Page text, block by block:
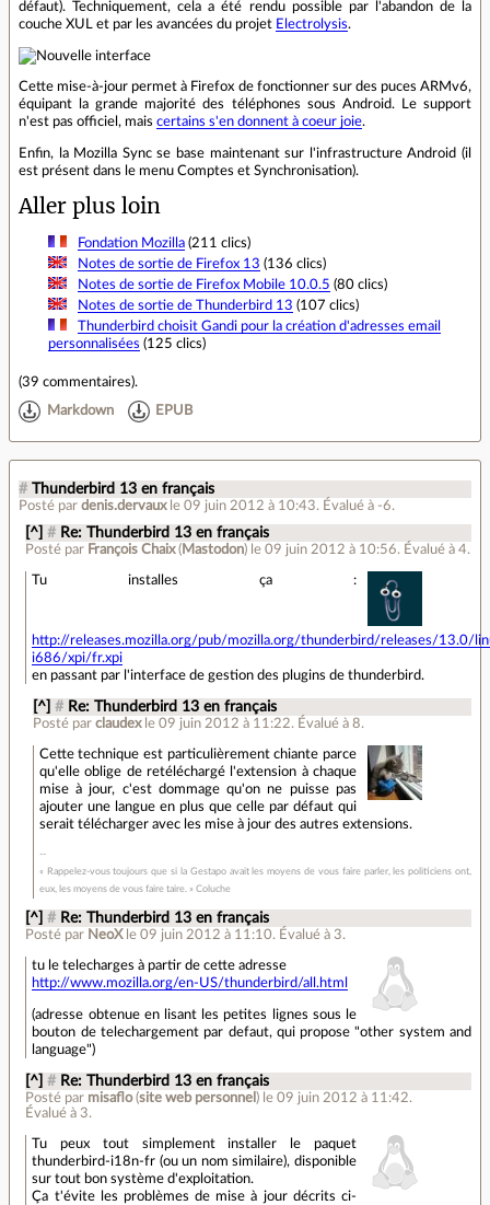
défaut). Techniquement, cela a été rendu possible par l'abandon de la
couche XUL et par les avancées du projet Electrolysis.
Cette mise-à-jour permet à Firefox de fonctionner sur des puces ARMv6,
équipant la grande majorité des téléphones sous Android. Le support
n'est pas officiel, mais certains s'en donnent à coeur joie.
Enfin, la Mozilla Sync se base maintenant sur l'infrastructure Android (il
est présent dans le menu Comptes et Synchronisation).
Aller plus loin
Fondation Mozilla(211 clics)
Notes de sortie de Firefox 13 (136 clics)
Notes de sortie de Firefox Mobile 10.0.5 (80 clics)
Notes de sortie de Thunderbird 13 (107 clics)
Thunderbird choisit Gandi pour la création d'adresses email
personnalisées (125 clics)
(39 commentaires).
Markdown EPUB
# Thunderbird 13 en français
Posté par denis.dervaux le 09 juin 2012 à 10:43. Évalué à -6.
[^] # Re: Thunderbird 13 en français
Posté par François Chaix( Mastodon) le 09 juin 2012 à 10:56. Évalué à4.
Tu installes ça :
http://releases.mozilla.org/pub/mozilla.org/thunderbird/releases/13.0/
i686/xpi/fr.xpi
en passant par l'interface de gestion des plugins de thunderbird.
[^] # Re: Thunderbird 13 en français
Posté par claudex le 09 juin 2012 à 11:22. Évalué à 8.
Cette technique est particulièrement chiante parce
qu'elle oblige de retéléchargé l'extension à chaque
mise à jour, c'est dommage qu'on ne puisse pas
ajouter une langue en plus que celle par défaut qui
serait télécharger avec les mise à jour des autres extensions.
« Rappelez-vous toujours que si la Gestapo avait les moyens de vous faire parler, les politiciens ont,
eux, les moyens de vous faire taire. » Coluche
[^] # Re: Thunderbird 13 en français
Posté par NeoX le 09 juin 2012 à 11:10. Évalué à 3.
tu le telecharges à partir de cette adresse
http://www.mozilla.org/en-US/thunderbird/all.html
(adresse obtenue en lisant les petites lignes sous le
bouton de telechargement par defaut, qui propose "other system and
language")
[^] # Re: Thunderbird 13 en français
Posté par misaflo(site web personnel ) le 09 juin 2012 à 11:42.
Évalué à 3.
Tu peux tout simplement installer le paquet
thunderbird-i18n-fr (ou un nom similaire), disponible
sur tout bon système d'exploitation.
Ça t'évite les problèmes de mise à jour décrits ci-